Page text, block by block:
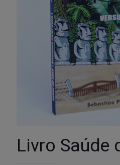
Livro Saúde